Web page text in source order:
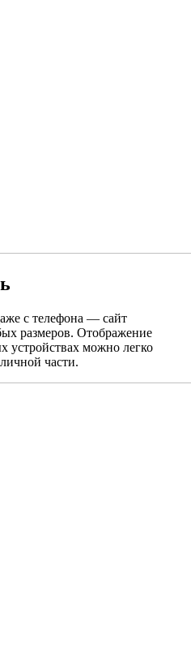
с телефона — сайт
размеров. Отображение
устройствах можно легко
части.